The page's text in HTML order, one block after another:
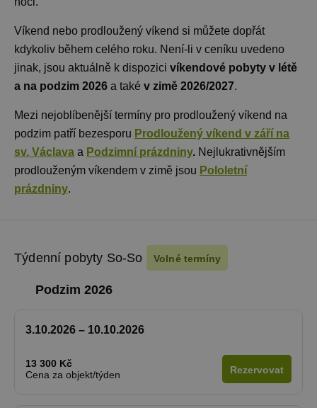
Víkend nebo prodloužený víkend si můžete dopřát
kdykoliv během celého roku. Není-li v ceníku uvedeno
jinak, jsou aktuálně k dispozici víkendové pobyty v létě
a na podzim 2026 a také v zimě 2026/2027.
Mezi nejoblíbenější termíny pro prodloužený víkend na
podzim patří bezesporu Prodloužený víkend v září na
sv. Václava a Podzimní prázdniny. Nejlukrativnějším
prodlouženým víkendem v zimě jsou Pololetní
prázdniny.
Týdenní pobyty So-So Volné termíny
Podzim 2026
3.10.2026 – 10.10.2026
13 300 Kč
Cena za objekt/týden
Rezervovat